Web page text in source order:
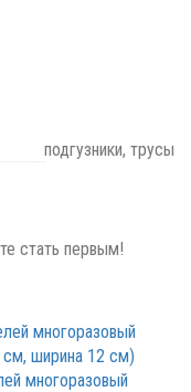
подгузники, трусы
стать первым!
многоразовый
см, ширина 12 см)
многоразовый